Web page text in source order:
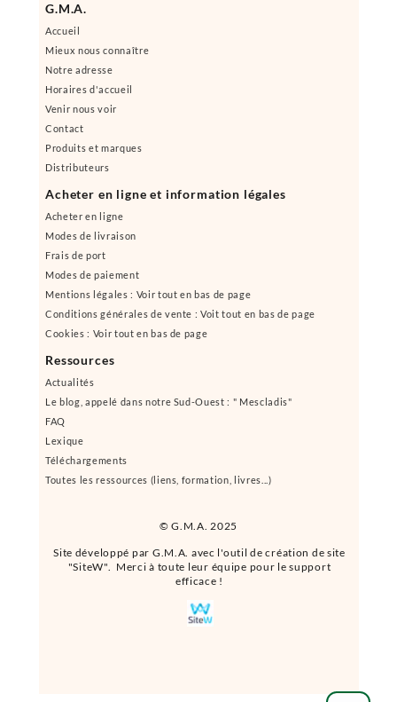
© G.M.A. 2025
Site développé par G.M.A. avec l'outil de création de site
"SiteW". Merci à toute leur équipe pour le support
efficace !
G.M.A.
Accueil
Mieux nous connaître
Notre adresse
Horaires d'accueil
Venir nous voir
Contact
Produits et marques
Distributeurs
Acheter en ligne et information légales
Acheter en ligne
Modes de livraison
Frais de port
Modes de paiement
Mentions légales : Voir tout en bas de page
Conditions générales de vente : Voit tout en bas de page
Cookies : Voir tout en bas de page
Ressources
Actualités
Le blog, appelé dans notre Sud-Ouest : " Mescladis"
FAQ
Lexique
Téléchargements
Toutes les ressources (liens, formation, livres...)